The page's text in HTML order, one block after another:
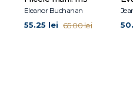
Eleanor Buchanan
55.25 lei 65.00 lei